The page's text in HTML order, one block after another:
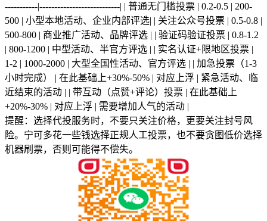
-----------|---------------------------| | 普通无门槛投票 | 0.2-0.5 | 200-
500 | 小型本地活动、企业内部评选| | 关注公众号投票 | 0.5-0.8 |
500-800 | 商业推广活动、品牌评选 | | 验证码验证投票 | 0.8-1.2
| 800-1200 | 中型活动、半官方评选 | | 实名认证+限地区投票 |
1-2 | 1000-2000 | 大型全国性活动、官方评选 | | 加急投票（1-3
小时完成） | 在此基础上+30%-50% | 对应上浮 | 紧急活动、临
近结束的活动 | | 带互动（点赞+评论）投票 | 在此基础上
+20%-30% | 对应上浮 | 需要增加人气的活动 |
提醒：选择代投服务时，不要只关注价格，更要关注封号风
险。宁可多花一些钱选择正规人工投票，也不要贪图低价选择
机器刷票，否则可能得不偿失。